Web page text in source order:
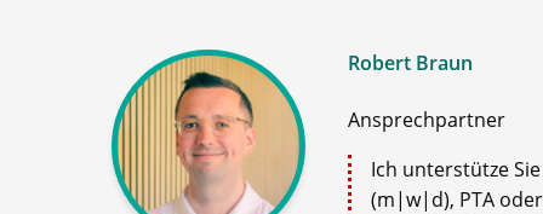
Robert Braun
Ansprechpartner
Ich unterstütze
(m|w|d), PTA